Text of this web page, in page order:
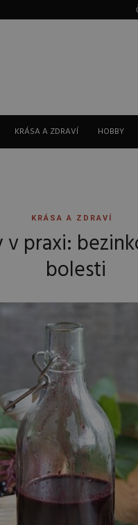
KRÁSA A ZDRAVÍ HOBBY
KRÁSA A ZDRAVÍ
praxi:
bolesti